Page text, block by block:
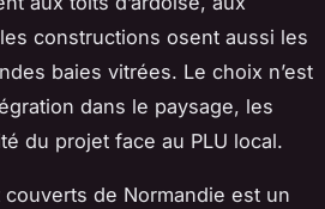
constructions osent aussi les
baies vitrées. Le choix n’est
dans le paysage, les
du projet face au PLU local.
de Normandie est un